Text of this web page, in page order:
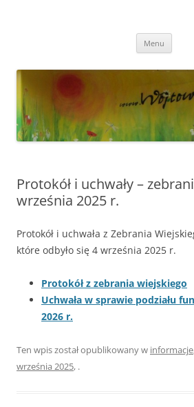
Menu
Protokół i uchwały –
września 2025 r.
Protokół i uchwała z Zebrania
które odbyło się 4 września 2025 r.
Protokół z zebrania wiejskiego
Uchwała w sprawie podziału
2026 r.
Ten wpis został opublikowany w informacje
września 2025, .